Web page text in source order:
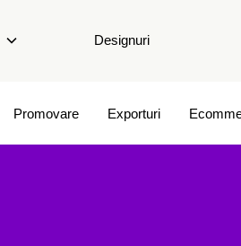
Designuri
Promovare Exporturi